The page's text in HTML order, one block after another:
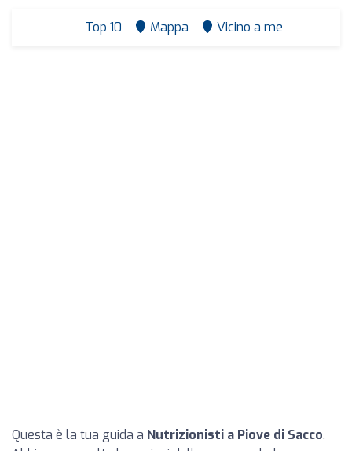
Top 10 Mappa Vicino a me
Questa è la tua guida a Nutrizionisti a Piove di Sacco.